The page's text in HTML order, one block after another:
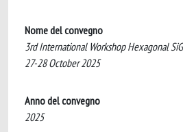
Nome del convegno
3rd International Workshop Hexagonal
27-28 October 2025
Anno del convegno
2025